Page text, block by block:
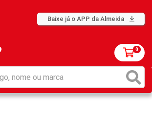
Baixe já o APP da Almeida
0